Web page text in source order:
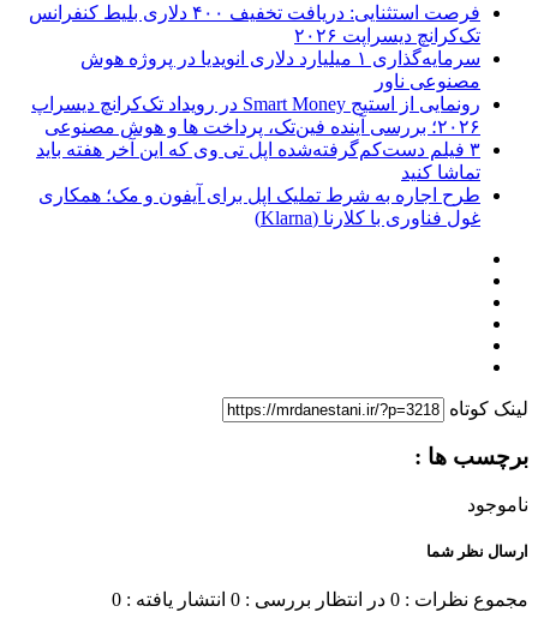
فرصت استثنایی: دریافت تخفیف ۴۰۰ دلاری بلیط کنفرانس
تک‌کرانچ دیسراپت ۲۰۲۶
سرمایه‌گذاری ۱ میلیارد دلاری انویدیا در پروژه هوش
مصنوعی ناور
رونمایی از استیج Smart Money در رویداد تک‌کرانچ دیسراپ
۲۰۲۶؛ بررسی آینده فین‌تک، پرداخت‌ ها و هوش مصنوعی
۳ فیلم دست‌کم‌گرفته‌شده اپل تی وی که این آخر هفته باید
تماشا کنید
طرح اجاره به شرط تملیک اپل برای آیفون و مک؛ همکاری
غول فناوری با کلارنا (Klarna)
لینک کوتاه
برچسب ها :
ناموجود
ارسال نظر شما
مجموع نظرات : 0 در انتظار بررسی : 0 انتشار یافته : 0